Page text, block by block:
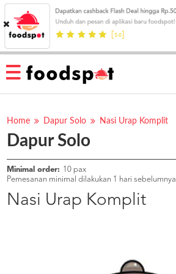
HOME
MENU
RESTAURANT
PESAN
OUR
COMPANY
KATA
MEREKA
KATALOG
Home Dapur Solo Nasi Urap Komplit
Dapur Solo
Minimal order: 10 pax
Pemesanan minimal dilakukan 1 hari sebelumnya
Nasi Urap Komplit